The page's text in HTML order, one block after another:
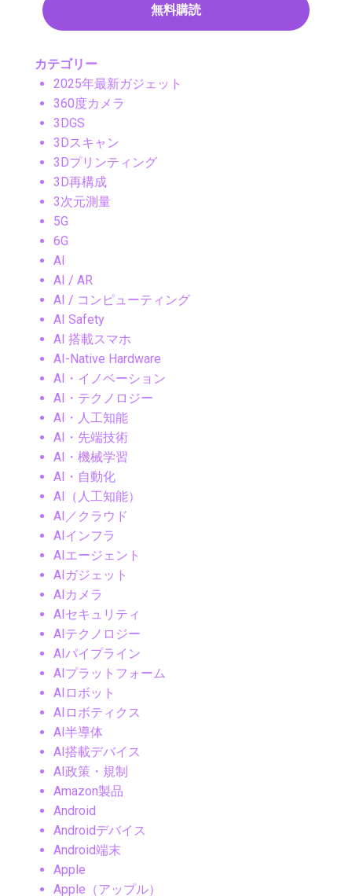
カテゴリー
2025年最新ガジェット
360度カメラ
3DGS
3Dスキャン
3Dプリンティング
3D再構成
3次元測量
5G
6G
AI
AI / AR
AI / コンピューティング
AI Safety
AI 搭載スマホ
AI-Native Hardware
AI・イノベーション
AI・テクノロジー
AI・人工知能
AI・先端技術
AI・機械学習
AI・自動化
AI（人工知能）
AI／クラウド
AIインフラ
AIエージェント
AIガジェット
AIカメラ
AIセキュリティ
AIテクノロジー
AIパイプライン
AIプラットフォーム
AIロボット
AIロボティクス
AI半導体
AI搭載デバイス
AI政策・規制
Amazon製品
Android
Androidデバイス
Android端末
Apple
Apple（アップル）